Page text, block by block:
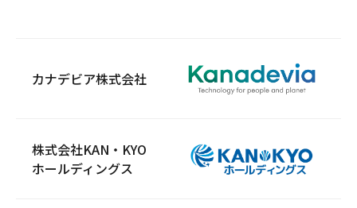
カナデビア株式会社
株式会社KAN・KYO
ホールディングス